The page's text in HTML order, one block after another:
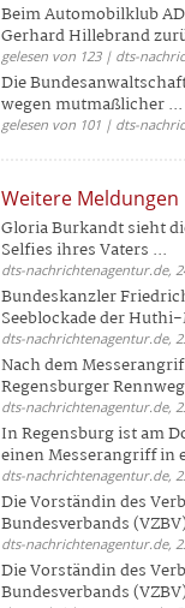
Beim Automobilklub
Gerhard Hillebrand
gelesen von 123 | dts-
Die
wegen mutmaßlicher ...
gelesen von 101 | dts-
Weitere Meldungen
Gloria Burkandt sieht
Selfies ihres Vaters ...
dts-nachrichtenagentur.de,
Bundeskanzler
Seeblockade der
dts-nachrichtenagentur.de,
Nach dem
Regensburger
dts-nachrichtenagentur.de,
In Regensburg ist am
einen Messerangriff in
dts-nachrichtenagentur.de,
Die Vorständin des
Bundesverbands
dts-nachrichtenagentur.de,
Die Vorständin des
Bundesverbands